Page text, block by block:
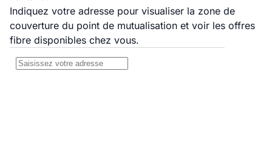
Indiquez votre adresse pour visualiser la zone de
couverture du point de mutualisation et voir les offres
fibre disponibles chez vous.